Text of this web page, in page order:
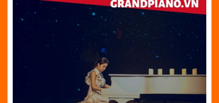
) Bình luận
KHÔNG GIAN ĐỂ PIANO QUAY MV CA NHẠC | CA SĨ
PHẠM QUỐC HUY | TẠI PHÚ QUỐC | HẢI GRAND
PIANO - CHUYÊN BÁN ĐÀN GRAND PIANO GIÁ RẺ